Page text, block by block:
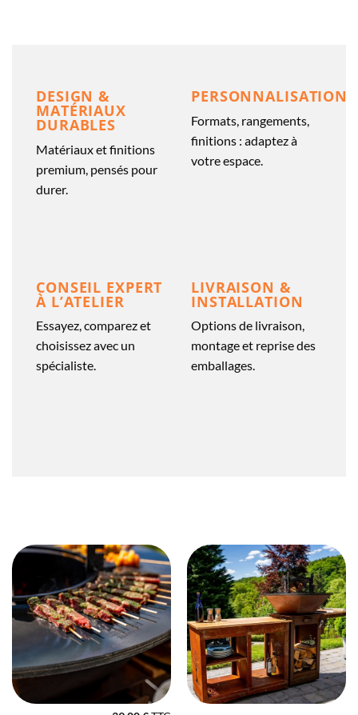
DESIGN &
MATÉRIAUX
DURABLES
Matériaux et finitions
premium, pensés pour
durer.
PERSONNALISATION
Formats, rangements,
finitions : adaptez à
votre espace.
CONSEIL EXPERT
À L’ATELIER
Essayez, comparez et
choisissez avec un
spécialiste.
LIVRAISON &
INSTALLATION
Options de livraison,
montage et reprise des
emballages.